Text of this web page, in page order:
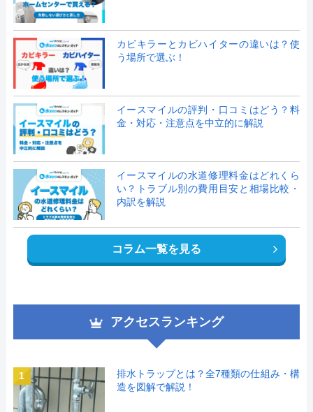
カビキラーとカビハイターの違いは？使
う場所で選ぶ！
イースマイルの評判・口コミはどう？料
金・対応・注意点を中立的に解説
イースマイルの水道修理料金はどれくら
い？トラブル別の費用目安と相場比較・
内訳を解説
コラム一覧を見る
アクセスランキング
1
排水トラップとは？全7種類の仕組み・構
造を図解で解説！